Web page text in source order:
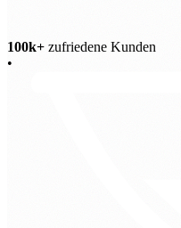
100k+ zufriedene Kunden
•